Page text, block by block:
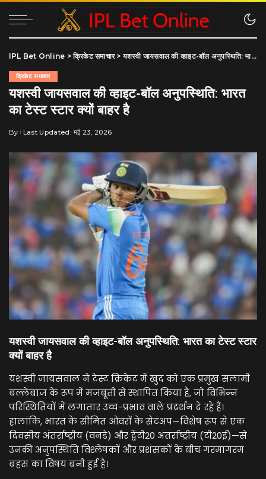
IPL Bet Online >क्रिकेट समाचार> यशस्वी जायसवाल की व्हाइट-बॉल अनुपस्थिति: भारत का टेस्ट स्टार क्यों बाहर है
क्रिकेट समाचार
यशस्वी जायसवाल की व्हाइट-बॉल अनुपस्थिति: भारत
का टेस्ट स्टार क्यों बाहर है
Posted
By Last Updated: मई 23, 2026
यशस्वी जायसवाल की व्हाइट-बॉल अनुपस्थिति: भारत का टेस्ट स्टार
क्यों बाहर है
यशस्वी जायसवाल ने टेस्ट क्रिकेट में खुद को एक प्रमुख सलामी
बल्लेबाज के रूप में मजबूती से स्थापित किया है, जो विभिन्न
परिस्थितियों में लगातार उच्च-प्रभाव वाले प्रदर्शन दे रहे हैं।
हालांकि, भारत के सीमित ओवरों के सेटअप—विशेष रूप से एक
दिवसीय अंतर्राष्ट्रीय (वनडे) और ट्वेंटी20 अंतर्राष्ट्रीय (टी20ई)—से
उनकी अनुपस्थिति विश्लेषकों और प्रशंसकों के बीच गरमागरम
बहस का विषय बनी हुई है।